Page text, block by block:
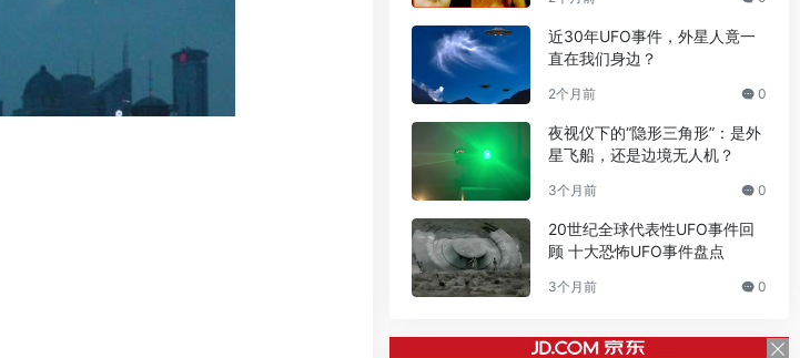
近30年UFO事件，外星人竟一
直在我们身边？
2个月前 0
夜视仪下的“隐形三角形”：是外
星飞船，还是边境无人机？
3个月前 0
20世纪全球代表性UFO事件回
顾 十大恐怖UFO事件盘点
3个月前 0